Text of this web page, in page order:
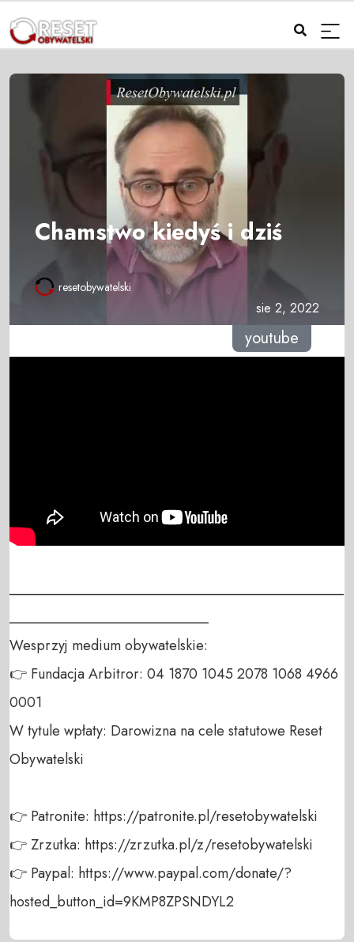
Chamstwo kiedyś i dziś
resetobywatelski
sie 2, 2022
youtube
_______________________________________________
____________________________
Wesprzyj medium obywatelskie:
👉 Fundacja Arbitror: 04 1870 1045 2078 1068 4966
0001
W tytule wpłaty: Darowizna na cele statutowe Reset
Obywatelski
👉 Patronite: https://patronite.pl/resetobywatelski
👉 Zrzutka: https://zrzutka.pl/z/resetobywatelski
👉 Paypal: https://www.paypal.com/donate/?
hosted_button_id=9KMP8ZPSNDYL2